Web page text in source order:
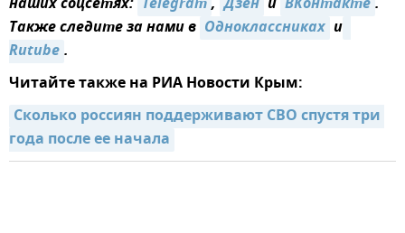
наших соцсетях: Telegram, Дзен и ВКонтакте.
Также следите за нами в Одноклассниках и
Rutube.
Читайте также на РИА Новости Крым:
Сколько россиян поддерживают СВО спустя три
года после ее начала